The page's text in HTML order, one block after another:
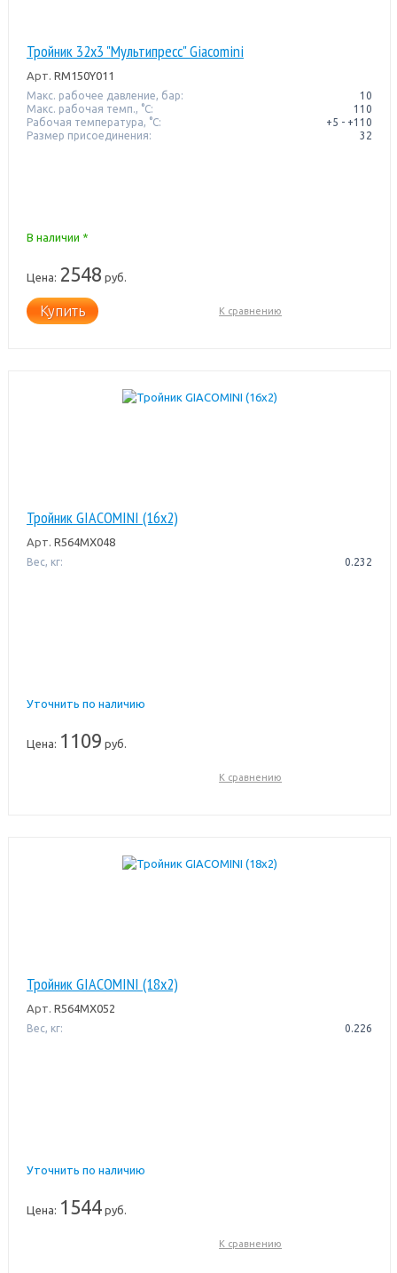
Тройник 32x3 "Мультипресс" Giacomini
Арт. RM150Y011
Макс. рабочее давление, бар:
10
Макс. рабочая темп., °С:
110
Рабочая температура, °C:
+5 - +110
Размер присоединения:
32
В наличии *
Цена: 2548 руб.
Купить К сравнению
Тройник GIACOMINI (16x2)
Арт. R564MX048
Вес, кг: 0.232
Уточнить по наличию
Цена: 1109 руб.
К сравнению
Тройник GIACOMINI (18x2)
Арт. R564MX052
Вес, кг: 0.226
Уточнить по наличию
Цена: 1544руб.
К сравнению